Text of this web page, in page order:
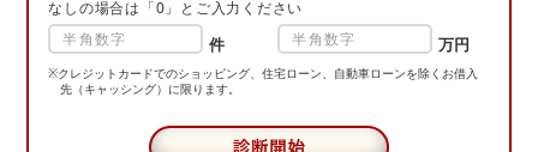
なしの場合は「0」とご入力ください
件 万円
※クレジットカードでのショッピング、住宅ローン、自動車ローンを除くお借入
先 （キャッシング）に限ります。